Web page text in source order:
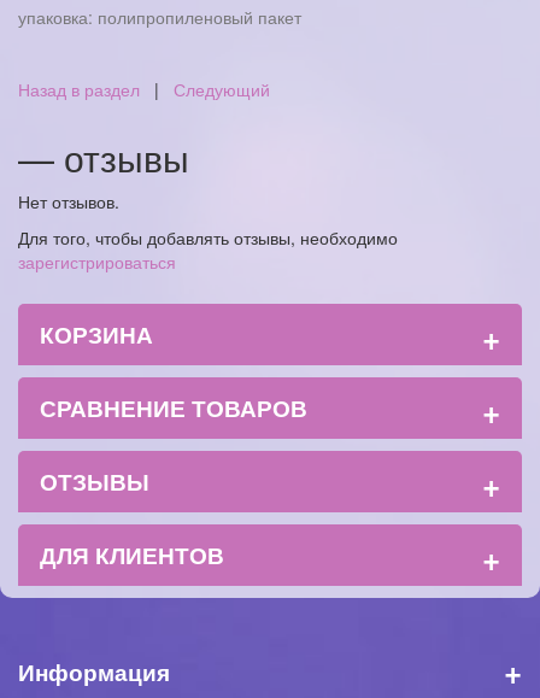
упаковка: полипропиленовый пакет
Назад в раздел | Следующий
— отзывы
Нет отзывов.
Для того, чтобы добавлять отзывы, необходимо
зарегистрироваться
КОРЗИНА +
СРАВНЕНИЕ ТОВАРОВ +
ОТЗЫВЫ +
ДЛЯ КЛИЕНТОВ +
Информация +